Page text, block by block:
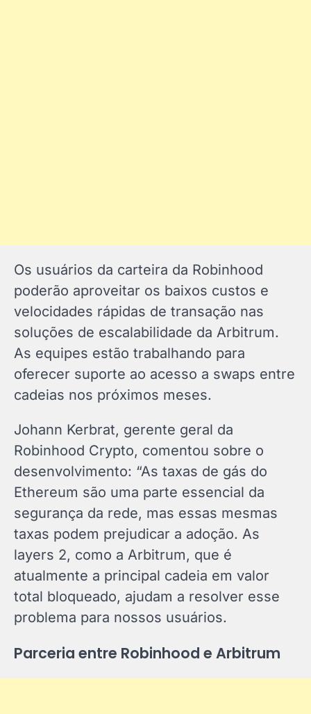
Os usuários da carteira da Robinhood
poderão aproveitar os baixos custos e
velocidades rápidas de transação nas
soluções de escalabilidade da Arbitrum.
As equipes estão trabalhando para
oferecer suporte ao acesso a swaps entre
cadeias nos próximos meses.
Johann Kerbrat, gerente geral da
Robinhood Crypto, comentou sobre o
desenvolvimento: “As taxas de gás do
Ethereum são uma parte essencial da
segurança da rede, mas essas mesmas
taxas podem prejudicar a adoção. As
layers 2, como a Arbitrum, que é
atualmente a principal cadeia em valor
total bloqueado, ajudam a resolver esse
problema para nossos usuários.
Parceria entre Robinhood e Arbitrum